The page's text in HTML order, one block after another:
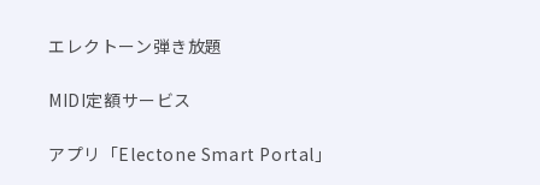
エレクトーン弾き放題
MIDI定額サービス
アプリ「Electone Smart Portal」